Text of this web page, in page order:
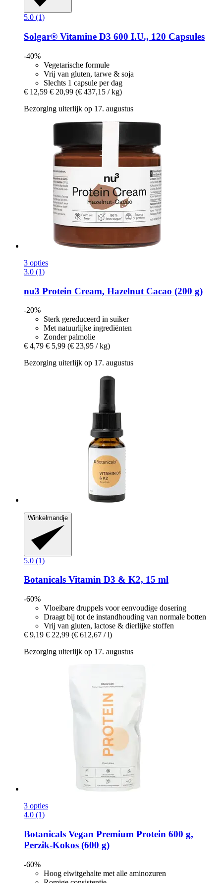
5.0 (1)
Solgar® Vitamine D3 600 I.U., 120 Capsules
-40%
Vegetarische formule
Vrij van gluten, tarwe & soja
Slechts 1 capsule per dag
€ 12,59 € 20,99 (€ 437,15 / kg)
Bezorging uiterlijk op 17. augustus
3 opties
3.0 (1)
nu3 Protein Cream, Hazelnut Cacao (200 g)
-20%
Sterk gereduceerd in suiker
Met natuurlijke ingrediënten
Zonder palmolie
€ 4,79 € 5,99 (€ 23,95 / kg)
Bezorging uiterlijk op 17. augustus
Winkelmandje
5.0 (1)
Botanicals Vitamin D3 & K2, 15 ml
-60%
Vloeibare druppels voor eenvoudige dosering
Draagt bij tot de instandhouding van normale botten
Vrij van gluten, lactose & dierlijke stoffen
€ 9,19 € 22,99 (€ 612,67 / l)
Bezorging uiterlijk op 17. augustus
3 opties
4.0 (1)
Botanicals Vegan Premium Protein 600 g,
Perzik-​Kokos (600 g)
-60%
Hoog eiwitgehalte met alle aminozuren